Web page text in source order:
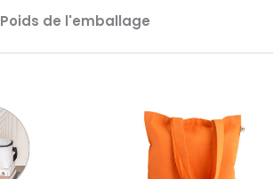
Poids de l'emballage